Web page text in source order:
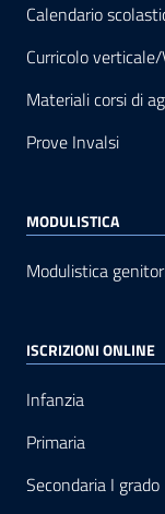
Calendario
Curricolo
Materiali corsi di
Prove Invalsi
MODULISTICA
Modulistica
ISCRIZIONI ONLINE
Infanzia
Primaria
Secondaria I grado